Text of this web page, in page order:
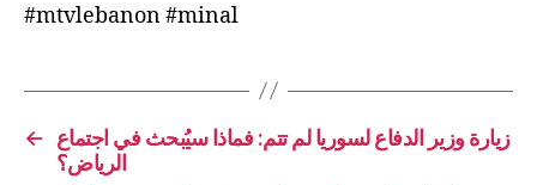
#mtvlebanon #minal
←
زيارة وزير الدفاع لسوريا لم تتم: فماذا سيُبحث في اجتماع
الرياض؟